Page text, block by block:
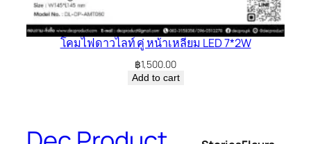
โคมไฟดาวไลท์ คู่ หน้าเหลี่ยม LED 7*2W
฿1,500.00
Add to cart